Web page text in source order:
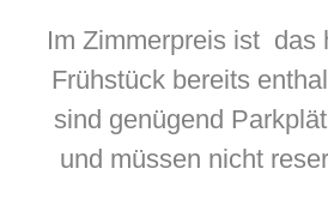
Im Zimmerpreis ist das
Frühstück bereits
sind genügend
und müssen nicht